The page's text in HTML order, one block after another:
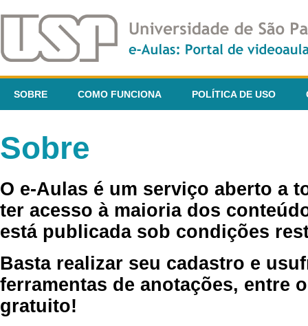
SOBRE COMO FUNCIONA POLÍTICA DE USO
Sobre
O e-Aulas é um serviço aberto a
ter acesso à maioria dos
está publicada sob condições
Basta realizar seu cadastro e
ferramentas de anotações, entre
gratuito!